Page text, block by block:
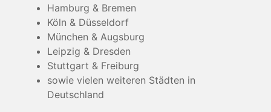
Hamburg & Bremen
Köln & Düsseldorf
München & Augsburg
Leipzig & Dresden
Stuttgart & Freiburg
sowie vielen weiteren Städten in
Deutschland